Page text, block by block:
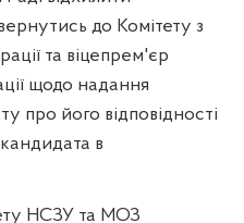
до Комітету з
та віцепрем'єр
щодо надання
про його відповідності
в
НСЗУ та МОЗ